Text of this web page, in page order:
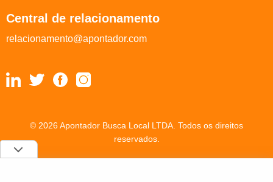
Central de relacionamento
relacionamento@apontador.com
© 2026 Apontador Busca Local LTDA. Todos os direitos
reservados.